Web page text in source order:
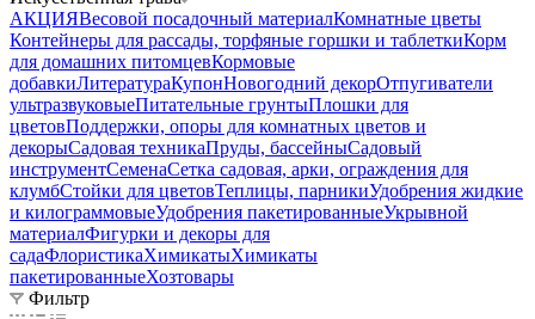
АКЦИЯВесовой посадочный материалКомнатные цветы
Контейнеры для рассады, торфяные горшки и таблеткиКорм
для домашних питомцевКормовые
добавкиЛитератураКупонНовогодний декорОтпугиватели
ультразвуковыеПитательные грунтыПлошки для
цветовПоддержки, опоры для комнатных цветов и
декорыСадовая техникаПруды, бассейныСадовый
инструментСеменаСетка садовая, арки, ограждения для
клумбСтойки для цветовТеплицы, парникиУдобрения жидкие
и килограммовыеУдобрения пакетированныеУкрывной
материалФигурки и декоры для
садаФлористикаХимикатыХимикаты
пакетированныеХозтовары
Фильтр